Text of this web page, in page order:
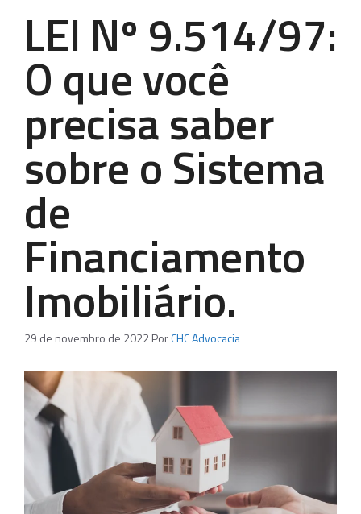
LEI Nº 9.514/97:
O que você
precisa saber
sobre o Sistema
de
Financiamento
Imobiliário.
29 de novembro de 2022PorCHC Advocacia